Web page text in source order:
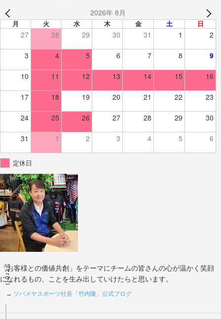
Scroll
2026年 8月
月 火 水 木 金 土 日
27 28 29 30 31 1 2
3 4 5 6 7 8 9
10 11 12 13 14 15 16
17 18 19 20 21 22 23
24 25 26 27 28 29 30
31 1 2 3 4 5 6
定休日
「お客様との価値共創」をテーマにチームの皆さんの心が温かく笑顔
になれるもの、ことを生み出していけたらと思います。
→ ツバメヤスポーツ社長「竹内隆」公式ブログ